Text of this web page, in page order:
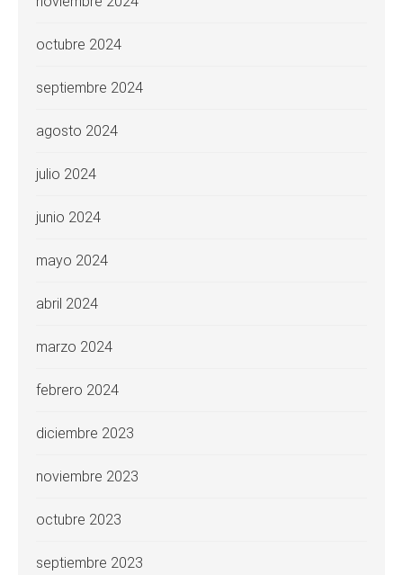
octubre 2024
septiembre 2024
agosto 2024
julio 2024
junio 2024
mayo 2024
abril 2024
marzo 2024
febrero 2024
diciembre 2023
noviembre 2023
octubre 2023
septiembre 2023